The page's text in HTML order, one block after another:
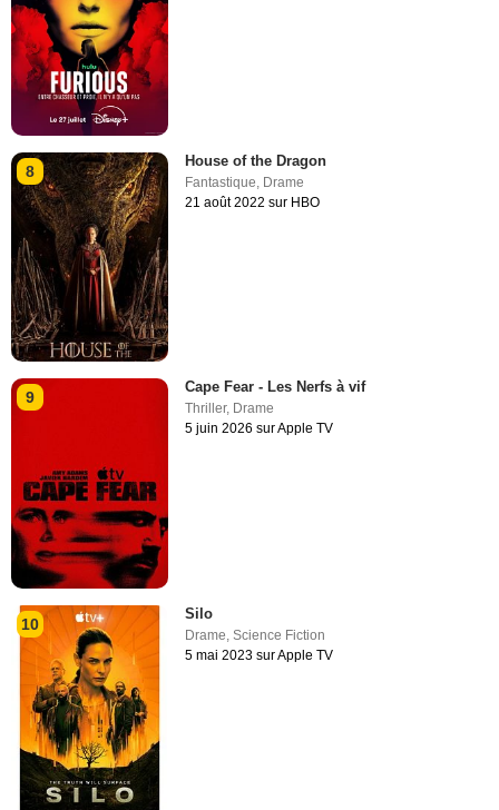
8
House of the Dragon
Fantastique, Drame
21 août 2022 sur HBO
9
Cape Fear - Les Nerfs à vif
Thriller, Drame
5 juin 2026 sur Apple TV
10
Silo
Drame ,Science Fiction
5 mai 2023 sur Apple TV